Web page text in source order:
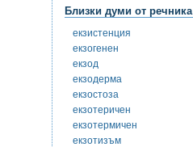
Близки думи от речника
екзистенция
екзогенен
екзод
екзодерма
екзостоза
екзотеричен
екзотермичен
екзотизъм